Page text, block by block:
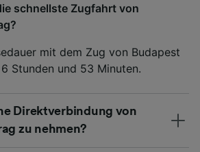
schnellste Zugfahrt von
mit dem Zug von Budapest
Stunden und 53 Minuten.
Direktverbindung von
zu nehmen?